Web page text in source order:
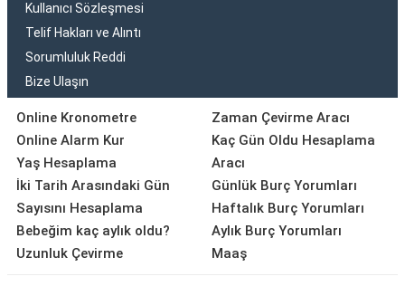
Kullanıcı Sözleşmesi
Telif Hakları ve Alıntı
Sorumluluk Reddi
Bize Ulaşın
Online Kronometre
Online Alarm Kur
Yaş Hesaplama
İki Tarih Arasındaki Gün
Sayısını Hesaplama
Bebeğim kaç aylık oldu?
Uzunluk Çevirme
Zaman Çevirme Aracı
Kaç Gün Oldu Hesaplama
Aracı
Günlük Burç Yorumları
Haftalık Burç Yorumları
Aylık Burç Yorumları
Maaş